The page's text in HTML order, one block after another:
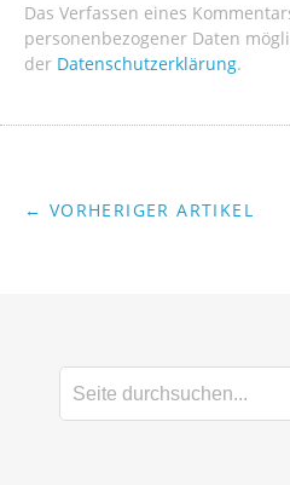
Das Verfassen eines
personenbezogener Daten
der Datenschutzerklärung.
← VORHERIGER ARTIKEL